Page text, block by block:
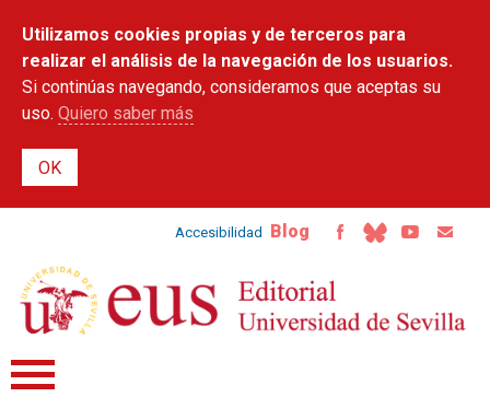
contenido
principal
Utilizamos cookies propias y de terceros para
realizar el análisis de la navegación de los usuarios.
Si continúas navegando, consideramos que aceptas su
uso. Quiero saber más
Accesibilidad Blog